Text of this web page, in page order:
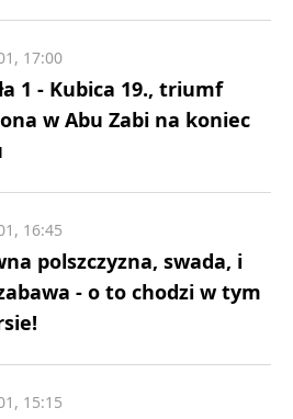
1 - Kubica 19., triumf
w Abu Zabi na koniec
17:00
polszczyzna, swada, i
- o to chodzi w tym
16:45
15:15